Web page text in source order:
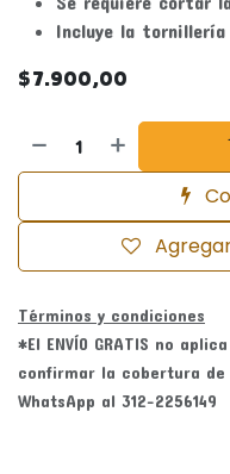
Incluye la
$7.900,00
Términos y condiciones
*El ENVÍO GRATIS no
confirmar la cobertura de
WhatsApp al 312-2256149